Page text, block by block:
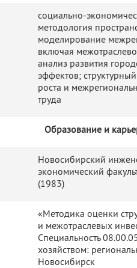
3. структурный анализ
4. развитие подходов к
моделированию
производительности труда
5. анализ и
муниципальной экономики
Лично и в соавторстве
социально-
методология
моделирование
включая
анализ развития
эффектов;
роста и
труда
Образование и
Новосибирский
экономический
(1983)
«Методика оценки
и межотраслевых
Специальность
хозяйством:
Новосибирск